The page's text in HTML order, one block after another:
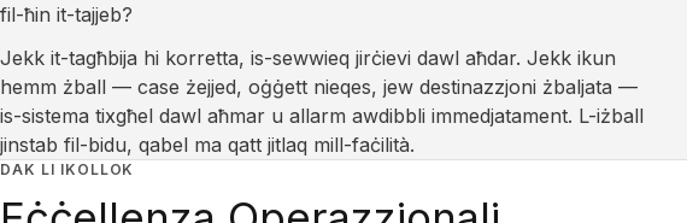
fil-ħin it-tajjeb?
Jekk it-tagħbija hi korretta, is-sewwieq jirċievi dawl aħdar. Jekk ikun
hemm żball — case żejjed, oġġett nieqes, jew destinazzjoni żbaljata —
is-sistema tixgħel dawl aħmar u allarm awdibbli immedjatament. L-iżball
jinstab fil-bidu, qabel ma qatt jitlaq mill-faċilità.
DAK LI IKOLLOK